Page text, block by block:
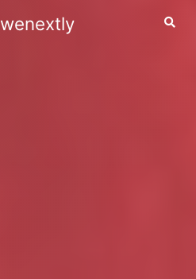
wenextly